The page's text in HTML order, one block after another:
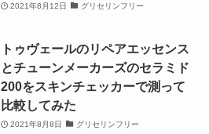
2021年8月12日 グリセリンフリー
トゥヴェールのリペアエッセンス
とチューンメーカーズのセラミド
200をスキンチェッカーで測って
比較してみた
2021年8月8日 グリセリンフリー